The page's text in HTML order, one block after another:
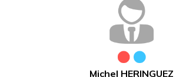
Michel HERINGUEZ